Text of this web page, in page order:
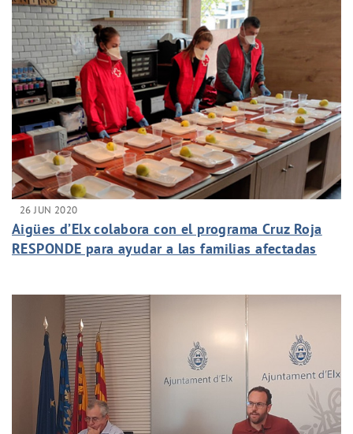
26 JUN 2020
Aigües d’Elx colabora con el programa Cruz Roja
RESPONDE para ayudar a las familias afectadas